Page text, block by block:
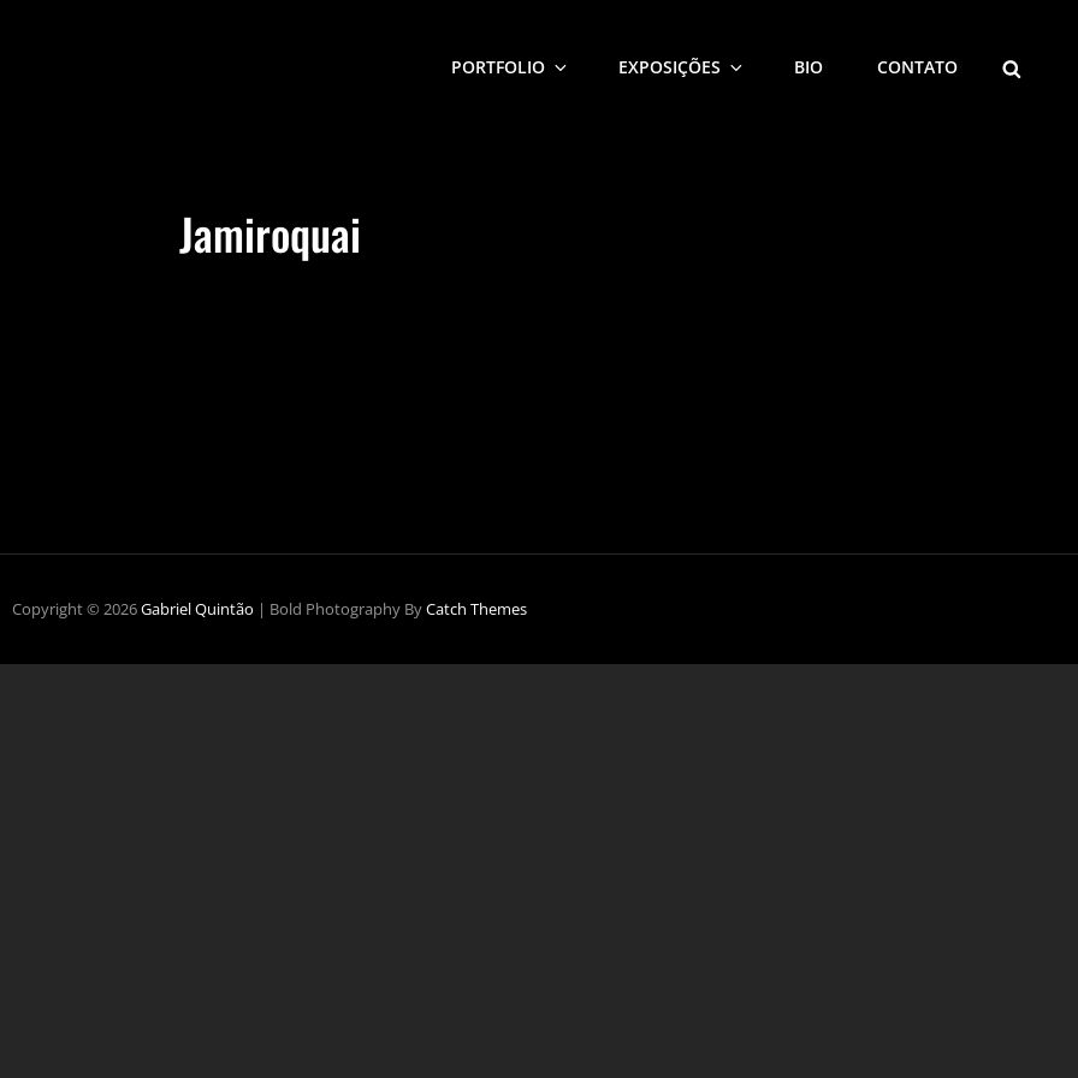
PORTFOLIO EXPOSIÇÕES BIO CONTATO
Jamiroquai
Copyright © 2026Gabriel Quintão | Bold Photography ByCatch Themes